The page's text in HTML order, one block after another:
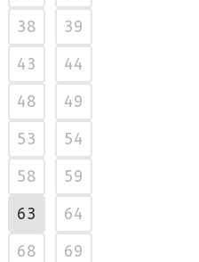
38
39
43
44
48
49
53
54
58
59
63
64
68
69